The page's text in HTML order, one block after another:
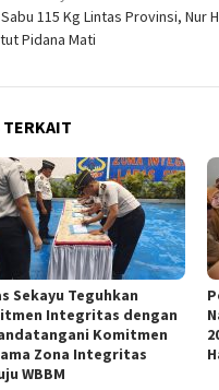
115 Kg Lintas Provinsi, Nur
Pidana Mati
TERKAIT
Sekayu Teguhkan
Integritas dengan
Komitmen
Zona Integritas
WBBM